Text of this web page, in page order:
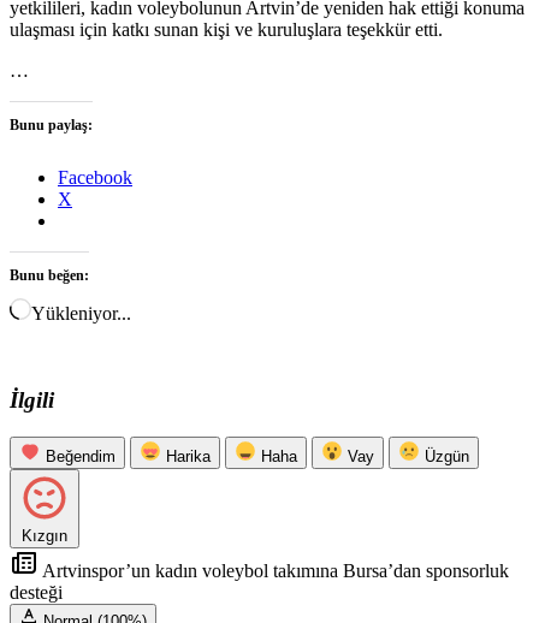
yetkilileri, kadın voleybolunun Artvin’de yeniden hak ettiği konuma
ulaşması için katkı sunan kişi ve kuruluşlara teşekkür etti.
…
Bunu paylaş:
Facebook
X
Bunu beğen:
Yükleniyor...
İlgili
Beğendim Harika Haha Vay Üzgün
Kızgın
Artvinspor’un kadın voleybol takımına Bursa’dan sponsorluk
desteği